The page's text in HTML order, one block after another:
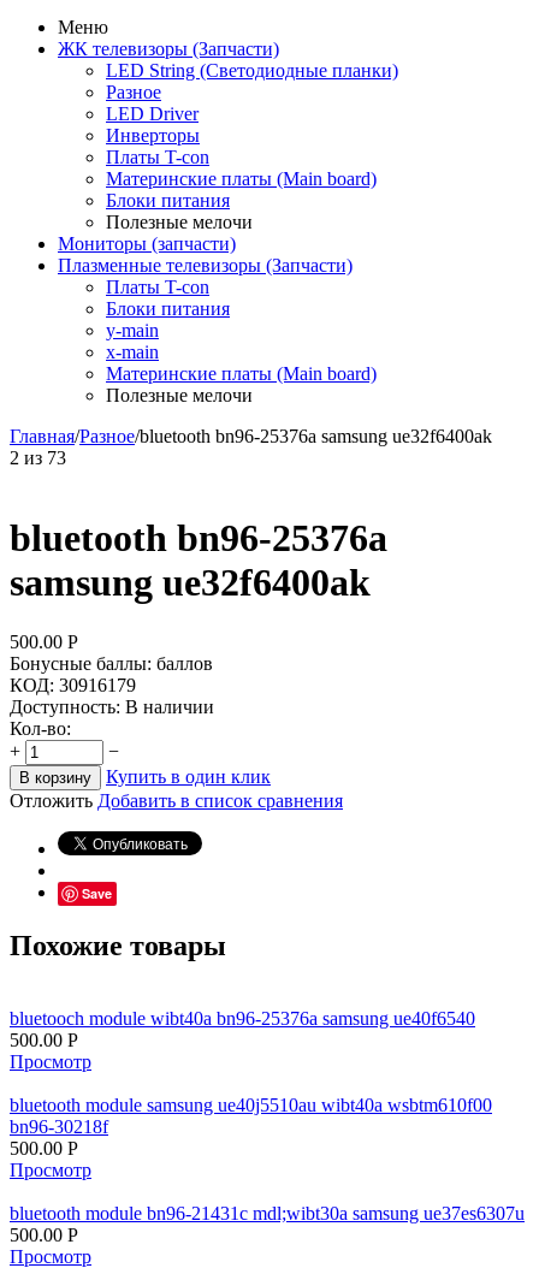
Меню
ЖК телевизоры (Запчасти)
LED String (Светодиодные планки)
Разное
LED Driver
Инверторы
Платы T-con
Материнские платы (Main board)
Блоки питания
Полезные мелочи
Мониторы (запчасти)
Плазменные телевизоры (Запчасти)
Платы T-con
Блоки питания
y-main
x-main
Материнские платы (Main board)
Полезные мелочи
Главная/Разное/bluetooth bn96-25376a samsung ue32f6400ak
2 из 73
bluetooth bn96-25376a
samsung ue32f6400ak
500.00 Р
Бонусные баллы: баллов
КОД: 30916179
Доступность: В наличии
Кол-во:
+
−
В корзину
Купить в один клик
Отложить Добавить в список сравнения
Save
Похожие товары
bluetooch module wibt40a bn96-25376a samsung ue40f6540
500.00 Р
Просмотр
bluetooth module samsung ue40j5510au wibt40a wsbtm610f00
bn96-30218f
500.00 Р
Просмотр
bluetooth module bn96-21431c mdl;wibt30a samsung ue37es6307u
500.00 Р
Просмотр